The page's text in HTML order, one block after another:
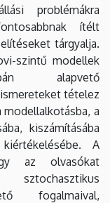
problémákra
ítélt
tárgyalja.
szintű modellek
alapvető
tételez
a
kiszámításába
A
az olvasókat
fogalmaival,